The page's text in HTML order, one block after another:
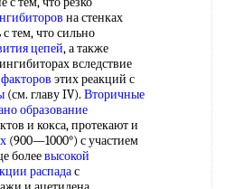
на стенках
тем, что сильно
цепей, а также
вследствие
этих реакций с
(см. главу IV). Вторичные
образование
и кокса, протекают и
(900—1000°) с участием
болеевысокой
распадас